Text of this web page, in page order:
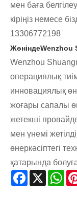
мен баға
кіріңіз немесе
13306772198
ЖөніндеWenzhou
Wenzhou
операциялық
инновациялық
жоғары сапалы
жетекші
мен үнемі
өнеркәсіптегі
қатарында
Facebook
X